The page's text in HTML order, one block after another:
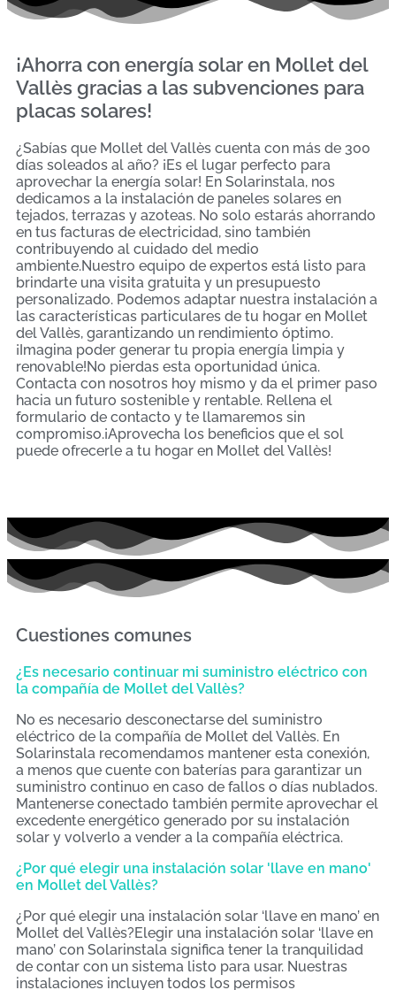
¡Ahorra con energía solar en Mollet del
Vallès gracias a las subvenciones para
placas solares!
¿Sabías que Mollet del Vallès cuenta con más de 300
días soleados al año? ¡Es el lugar perfecto para
aprovechar la energía solar! En Solarinstala, nos
dedicamos a la instalación de paneles solares en
tejados, terrazas y azoteas. No solo estarás ahorrando
en tus facturas de electricidad, sino también
contribuyendo al cuidado del medio
ambiente.Nuestro equipo de expertos está listo para
brindarte una visita gratuita y un presupuesto
personalizado. Podemos adaptar nuestra instalación a
las características particulares de tu hogar en Mollet
del Vallès, garantizando un rendimiento óptimo.
¡Imagina poder generar tu propia energía limpia y
renovable!No pierdas esta oportunidad única.
Contacta con nosotros hoy mismo y da el primer paso
hacia un futuro sostenible y rentable. Rellena el
formulario de contacto y te llamaremos sin
compromiso.¡Aprovecha los beneficios que el sol
puede ofrecerle a tu hogar en Mollet del Vallès!
Cuestiones comunes
¿Es necesario continuar mi suministro eléctrico con
la compañía de Mollet del Vallès?
No es necesario desconectarse del suministro
eléctrico de la compañía de Mollet del Vallès. En
Solarinstala recomendamos mantener esta conexión,
a menos que cuente con baterías para garantizar un
suministro continuo en caso de fallos o días nublados.
Mantenerse conectado también permite aprovechar el
excedente energético generado por su instalación
solar y volverlo a vender a la compañía eléctrica.
¿Por qué elegir una instalación solar 'llave en mano'
en Mollet del Vallès?
¿Por qué elegir una instalación solar ‘llave en mano’ en
Mollet del Vallès?Elegir una instalación solar ‘llave en
mano’ con Solarinstala significa tener la tranquilidad
de contar con un sistema listo para usar. Nuestras
instalaciones incluyen todos los permisos